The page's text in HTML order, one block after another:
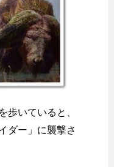
歩いていると、
ダー」に襲撃さ